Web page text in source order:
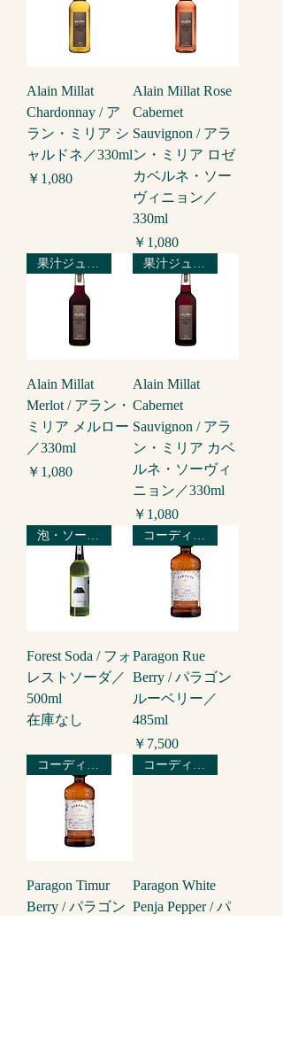
Alain Millat
Chardonnay / ア
ラン・ミリア シ
ャルドネ／330ml
価格
￥1,080
Alain Millat Rose
Cabernet
Sauvignon / アラ
ン・ミリア ロゼ
カベルネ・ソー
ヴィニョン／
330ml
価格
￥1,080
果汁ジュース
Alain Millat
Merlot / アラン・
ミリア メルロー
／330ml
価格
￥1,080
果汁ジュース
Alain Millat
Cabernet
Sauvignon / アラ
ン・ミリア カベ
ルネ・ソーヴィ
ニョン／330ml
価格
￥1,080
泡・ソーダ／他
Forest Soda / フォ
レストソーダ／
500ml
在庫なし
コーディアル
Paragon Rue
Berry / パラゴン
ルーベリー／
485ml
価格
￥7,500
コーディアル
Paragon Timur
Berry / パラゴン
コーディアル
Paragon White
Penja Pepper / パ